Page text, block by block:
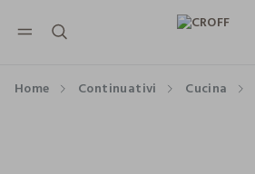
NAVIGATION.ARIA.GOTOMAINCONTENT
Home Continuativi Cucina